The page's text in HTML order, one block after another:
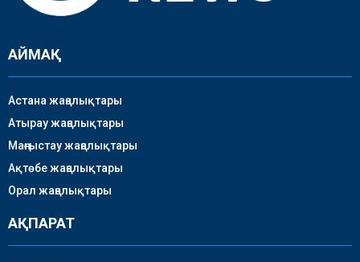
АЙМАҚ
Астана жаңалықтары
Атырау жаңалықтары
Маңғыстау жаңалықтары
Ақтөбе жаңалықтары
Орал жаңалықтары
АҚПАРАТ